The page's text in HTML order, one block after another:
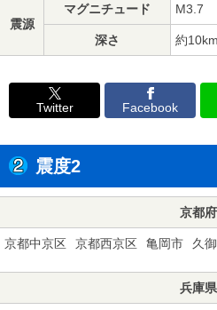
震源
マグニチュード M3.7
深さ 約10km
Twitter Facebook
震度2
京都府
京都中京区 京都西京区 亀岡市 久
兵庫県